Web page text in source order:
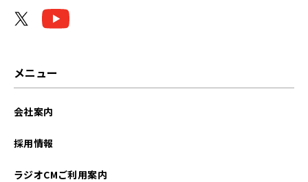
メニュー
会社案内
採用情報
ラジオCMご利用案内